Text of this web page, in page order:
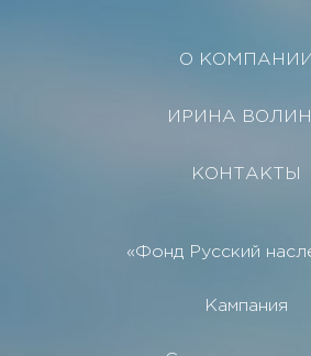
О КОМПАНИИ
ИРИНА
КОНТАКТЫ
«Фонд Русский
Кампания